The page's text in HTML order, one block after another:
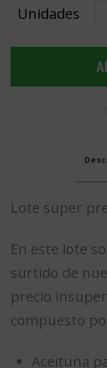
Lote super
En este lote
surtido de
precio
compuesto
Aceituna